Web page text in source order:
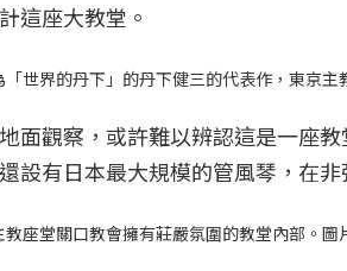
這座大教堂。
「世界的丹下」的丹下健三的代表作，東京
面觀察，或許難以辨認這是一座
設有日本最大規模的管風琴，在
教座堂關口教會擁有莊嚴氛圍的教堂內部。